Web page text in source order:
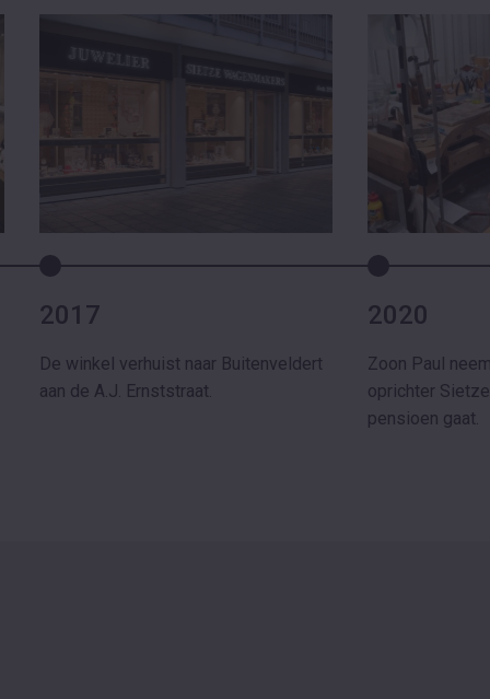
2017
De winkel verhuist naar Buitenveldert
aan de A.J. Ernststraat.
2020
Zoon Paul
oprichter
pensioen gaat.